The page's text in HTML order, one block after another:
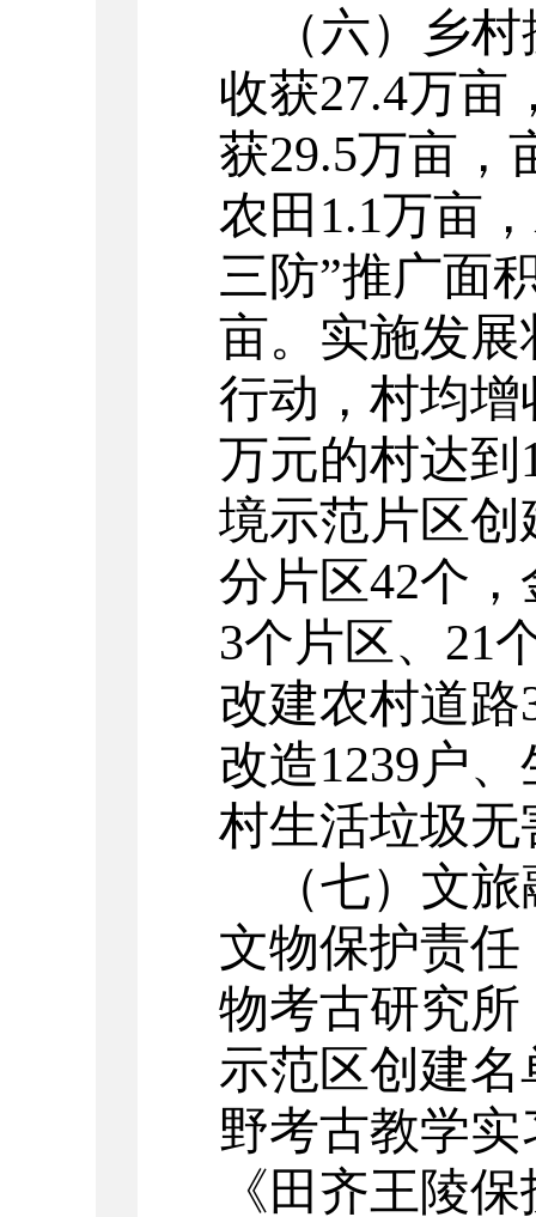
（六）乡
收获27.4万亩
获29.5万亩，
农田1.1万亩
三防”推广面
亩。 实施发
行动，村均增
万元的村达到
境示范片区
分片区42个
3个片区、21
改建农村道路
改造1239户、
村生活垃圾无
（七）文
文物保护责
物考古研究所
示范区创建名
野考古教学实
《田齐王陵